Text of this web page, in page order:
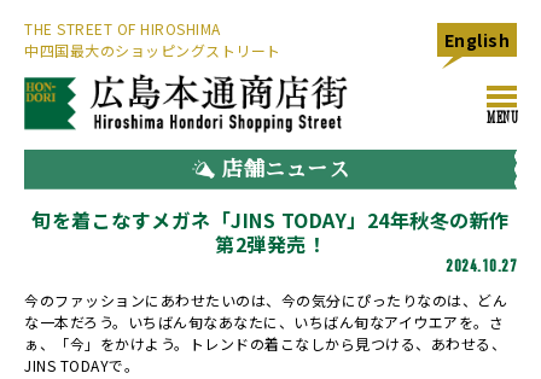
MENU
THE STREET OF HIROSHIMA
中四国最大のショッピングストリート
English
店舗ニュース
旬を着こなすメガネ「JINS TODAY」24年秋冬の新作
第2弾発売！
2024.10.27
今のファッションにあわせたいのは、今の気分にぴったりなのは、どん
な一本だろう。いちばん旬なあなたに、いちばん旬なアイウエアを。さ
ぁ、「今」をかけよう。トレンドの着こなしから見つける、あわせる、
JINS TODAYで。